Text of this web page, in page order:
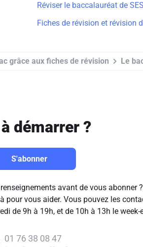
Réviser le baccalauréat de
Fiches de révision et révision
grâce aux fiches de révision Le
démarrer ?
S'abonner
avant de vous abonner
pour vous aider. Vous pouvez les
de 9h à 19h, et de 10h à 13h le week-
01 76 38 08 47